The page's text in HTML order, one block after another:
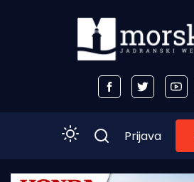
Prijava